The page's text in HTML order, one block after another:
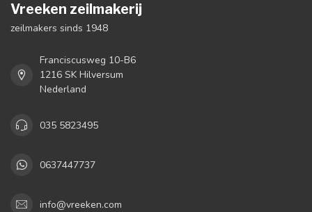
Vreeken zeilmakerij
zeilmakers sinds 1948
Franciscusweg 10-B6
1216 SK Hilversum
Nederland
035 5823495
0637447737
info@vreeken.com